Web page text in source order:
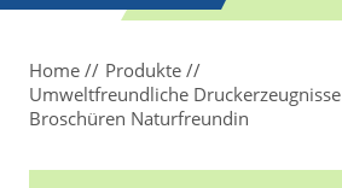
Home
Produkte
Umweltfreundliche Druckerzeugnisse
Broschüren Naturfreundin